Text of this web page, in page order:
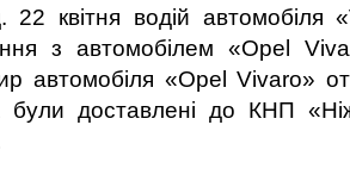
22 квітня водій автомобіля
з автомобілем «Opel
автомобіля «Opel Vivaro»
доставлені до КНП